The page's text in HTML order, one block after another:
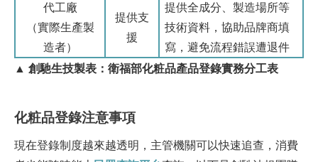
代工廠
（實際生產製
造者）
提供支
援
提供全成分、製造場所等
技術資料，協助品牌商填
寫，避免流程錯誤遭退件
▲ 創馳生技製表：衛福部化粧品產品登錄實務分工表
化粧品登錄注意事項
現在登錄制度越來越透明，主管機關可以快速追查，消費